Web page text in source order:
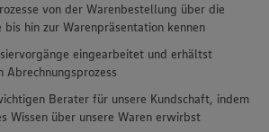
von der Warenbestellung über die
bis hin zur Warenpräsentation kennen
eingearbeitet und erhältst
Abrechnungsprozess
Berater für unsere Kundschaft, indem
Wissen über unsere Waren erwirbst